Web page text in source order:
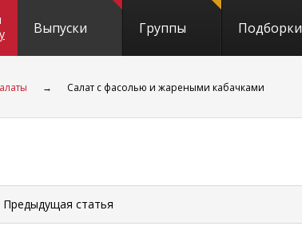
Выпуски Группы Подборки
→ Салат с фасолью и жареными кабачками
статья